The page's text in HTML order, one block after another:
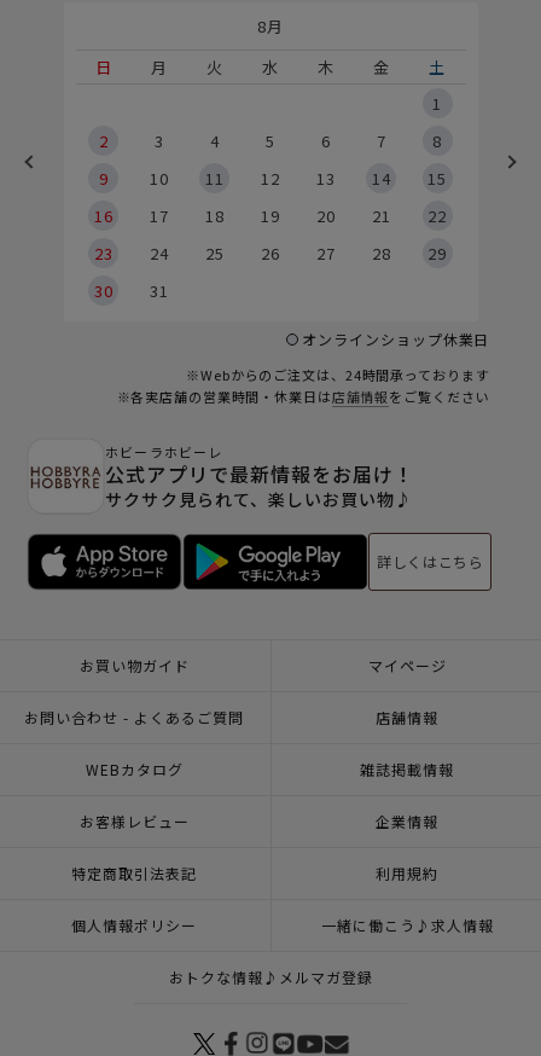
8月
日
月 火 水 木 金
土
1
2
3 4 5 6 7
8
9
10 11 12 13 14
15
16
17 18 19 20 21
22
23
24 25 26 27 28
29
30
31
オンラインショップ休業日
※Webからのご注文は、24時間承っております
※各実店舗の営業時間・休業日は店舗情報をご覧ください
ホビーラホビーレ
公式アプリで最新情報をお届け！
サクサク見られて、楽しいお買い物♪
詳しくはこちら
お買い物ガイド マイページ
お問い合わせ - よくあるご質問 店舗情報
WEBカタログ 雑誌掲載情報
お客様レビュー 企業情報
特定商取引法表記 利用規約
個人情報ポリシー 一緒に働こう♪求人情報
おトクな情報♪メルマガ登録